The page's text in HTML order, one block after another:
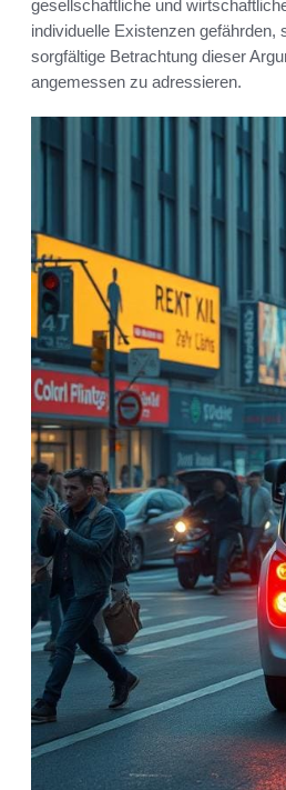
gesellschaftliche und
individuelle Existenzen
sorgfältige Betrachtung dieser
angemessen zu adressieren.